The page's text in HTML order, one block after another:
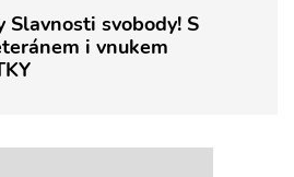
Slavnosti svobody! S
i vnukem